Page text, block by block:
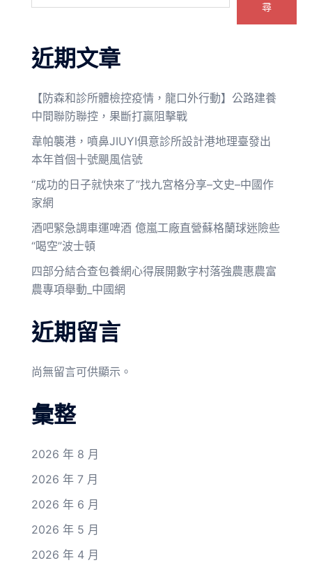
尋
近期文章
【防森和診所體檢控疫情，龍口外行動】公路建養
中間聯防聯控，果斷打贏阻擊戰
韋帕襲港，噴鼻JIUYI俱意診所設計港地理臺發出
本年首個十號颶風信號
“成功的日子就快來了”找九宮格分享–文史–中國作
家網
酒吧緊急調車運啤酒 億嵐工廠直營蘇格蘭球迷險些
“喝空”波士頓
四部分結合查包養網心得展開數字村落強農惠農富
農專項舉動_中國網
近期留言
尚無留言可供顯示。
彙整
2026 年 8 月
2026 年 7 月
2026 年 6 月
2026 年 5 月
2026 年 4 月